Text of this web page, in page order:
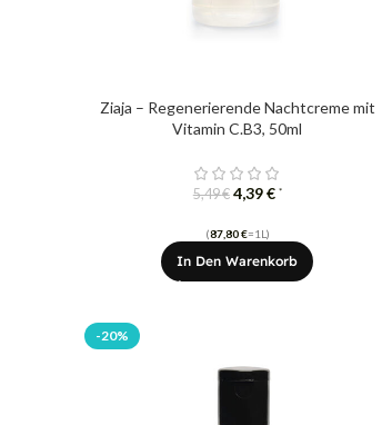
Ziaja – Regenerierende Nachtcreme mit
Vitamin C.B3, 50ml
5,49€ 4,39€ *
(87,80€=1L)
In Den Warenkorb
-20%